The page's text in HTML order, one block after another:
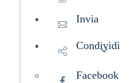
Invia
Condividi
Facebook